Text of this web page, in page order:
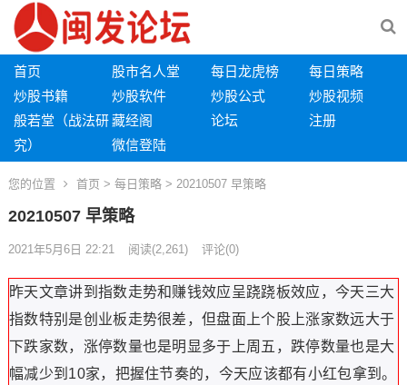
首页 股市名人堂 每日龙虎榜
每日策略
炒股书籍
炒股软件 炒股公式
炒股视频
般若堂（战法研
究）
藏经阁 论坛
注册
微信登陆
您的位置 首页 > 每日策略 > 20210507 早策略
20210507 早策略
2021年5月6日 22:21 阅读(2,261) 评论(0)
昨天文章讲到指数走势和赚钱效应呈跷跷板效应，今天三大
指数特别是创业板走势很差，但盘面上个股上涨家数远大于
下跌家数，涨停数量也是明显多于上周五，跌停数量也是大
幅减少到10家，把握住节奏的，今天应该都有小红包拿到。